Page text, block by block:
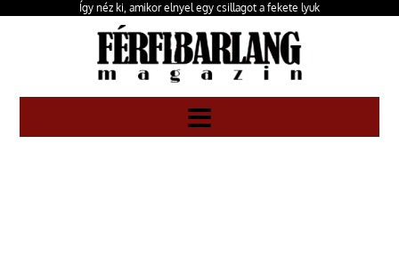
Így néz ki, amikor elnyel egy csillagot a fekete lyuk